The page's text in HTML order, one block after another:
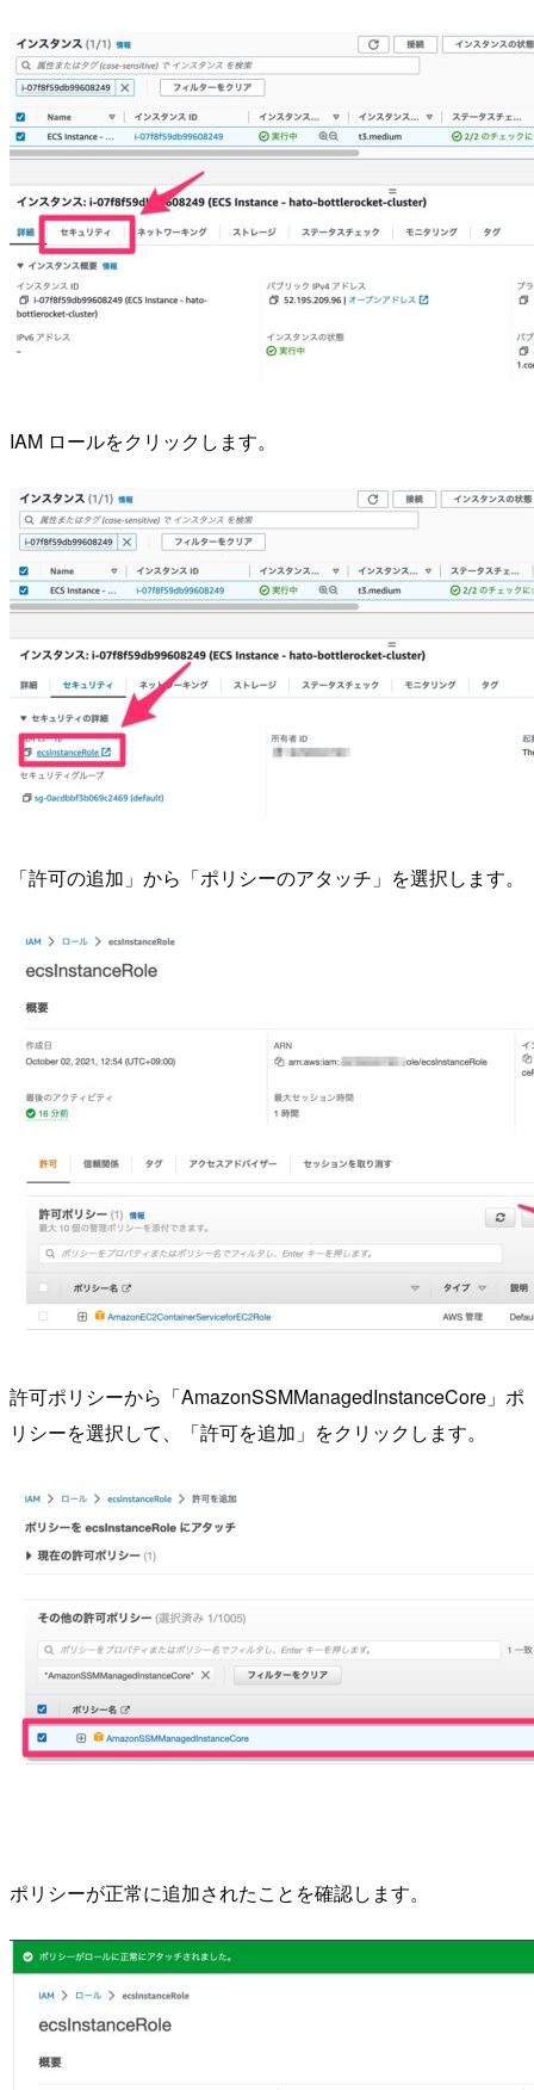
IAM ロールをクリックします。
「許可の追加」から「ポリシーのアタッチ」を選択します。
許可ポリシーから「AmazonSSMManagedInstanceCore」ポ
リシーを選択して、「許可を追加」をクリックします。
ポリシーが正常に追加されたことを確認します。